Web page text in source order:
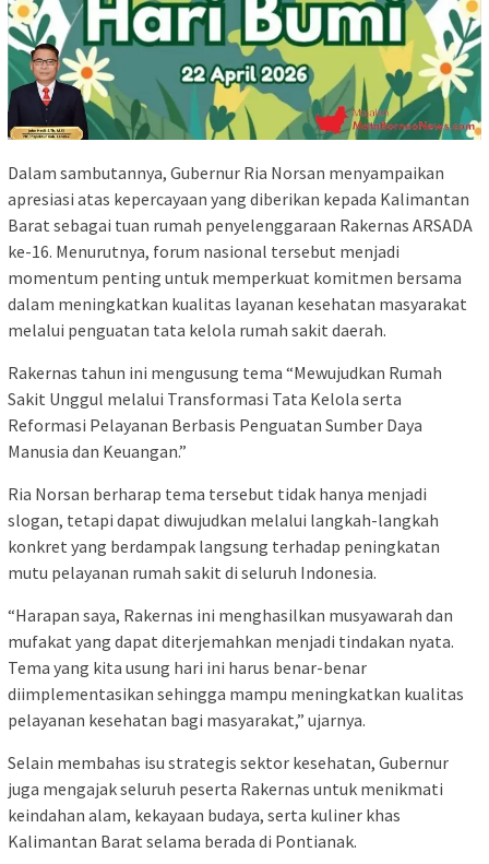
Dalam sambutannya, Gubernur Ria Norsan menyampaikan
apresiasi atas kepercayaan yang diberikan kepada Kalimantan
Barat sebagai tuan rumah penyelenggaraan Rakernas ARSADA
ke-16. Menurutnya, forum nasional tersebut menjadi
momentum penting untuk memperkuat komitmen bersama
dalam meningkatkan kualitas layanan kesehatan masyarakat
melalui penguatan tata kelola rumah sakit daerah.
Rakernas tahun ini mengusung tema “Mewujudkan Rumah
Sakit Unggul melalui Transformasi Tata Kelola serta
Reformasi Pelayanan Berbasis Penguatan Sumber Daya
Manusia dan Keuangan.”
Ria Norsan berharap tema tersebut tidak hanya menjadi
slogan, tetapi dapat diwujudkan melalui langkah-langkah
konkret yang berdampak langsung terhadap peningkatan
mutu pelayanan rumah sakit di seluruh Indonesia.
“Harapan saya, Rakernas ini menghasilkan musyawarah dan
mufakat yang dapat diterjemahkan menjadi tindakan nyata.
Tema yang kita usung hari ini harus benar-benar
diimplementasikan sehingga mampu meningkatkan kualitas
pelayanan kesehatan bagi masyarakat,” ujarnya.
Selain membahas isu strategis sektor kesehatan, Gubernur
juga mengajak seluruh peserta Rakernas untuk menikmati
keindahan alam, kekayaan budaya, serta kuliner khas
Kalimantan Barat selama berada di Pontianak.